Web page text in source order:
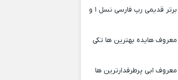
دانلود ۱۰ آهنگ برتر قدیمی رپ فارسی نسل ۱ و
آهنگ معروف هایده بهترین ها تکی
آهنگ معروف ابی پرطرفدارترین ها